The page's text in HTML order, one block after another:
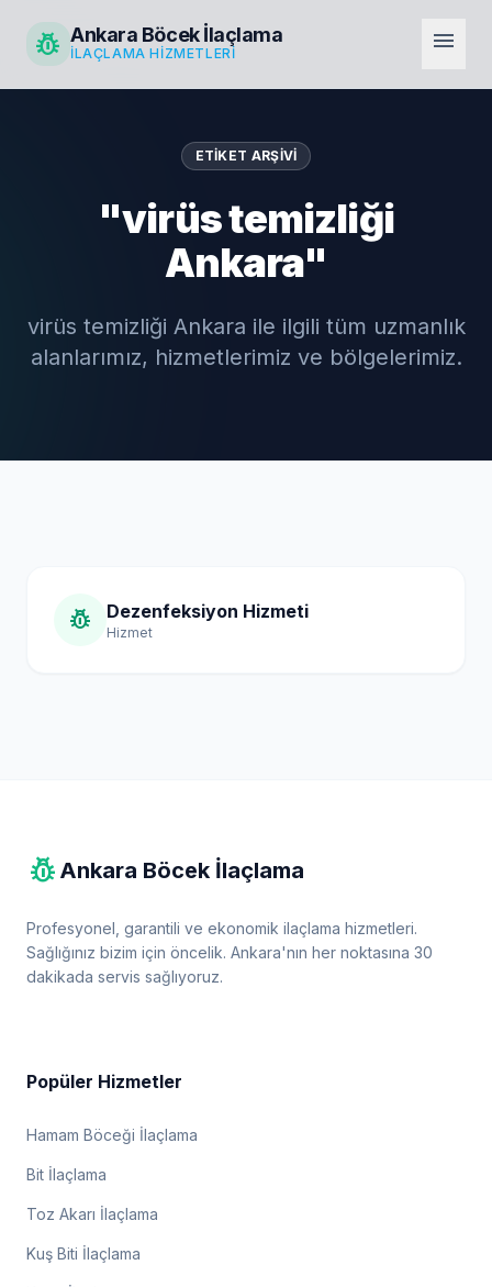
pest_control Ankara Böcek İlaçlama
İLAÇLAMA HIZMETLERI menu
ETIKET ARŞIVI
"virüs temizliği
Ankara"
virüs temizliği Ankara ile ilgili tüm uzmanlık
alanlarımız, hizmetlerimiz ve bölgelerimiz.
pest_control Dezenfeksiyon Hizmeti
Hizmet
pest_control Ankara Böcek İlaçlama
Profesyonel, garantili ve ekonomik ilaçlama hizmetleri.
Sağlığınız bizim için öncelik. Ankara'nın her noktasına 30
dakikada servis sağlıyoruz.
Popüler Hizmetler
Hamam Böceği İlaçlama
Bit İlaçlama
Toz Akarı İlaçlama
Kuş Biti İlaçlama